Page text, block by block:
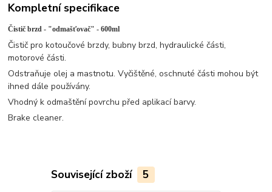
Kompletní specifikace
Čistič brzd - "odmašťovač" - 600ml
Čistič pro kotoučové brzdy, bubny brzd, hydraulické části,
motorové části.
Odstraňuje olej a mastnotu. Vyčištěné, oschnuté části mohou být
ihned dále používány.
Vhodný k odmaštění povrchu před aplikací barvy.
Brake cleaner.
Související zboží 5